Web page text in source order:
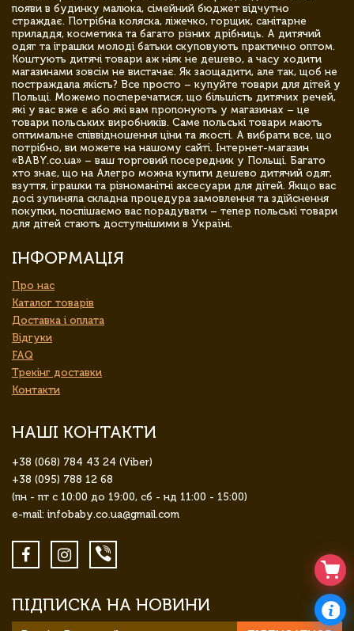
появи в будинку малюка, сімейний бюджет відчутно
страждає. Потрібна коляска, ліжечко, горщик, санітарне
приладдя, косметика та багато різних дрібниць. А дитячий
одяг та іграшки молоді батьки скуповують практично оптом.
Коштують дитячі товари аж ніяк не дешево, а часу ходити
магазинами зовсім не вистачає. Як заощадити, але так, щоб не
постраждала якість? Все просто – купуйте товари для дітей у
Польщі. Можемо посперечатися, що більшість дитячих речей,
які у вас вже є або які вам пропонують у магазинах – це
товари польських виробників. Саме польські товари мають
оптимальне співвідношення ціни та якості. А вибрати все, що
потрібно, ви можете на нашому сайті. Інтернет-магазин
«BABY.co.ua» – ваш торговий посередник у Польщі. Багато
хто знає, що на Алегро можна купити дешево дитячий одяг,
взуття, іграшки та різноманітні аксесуари для дітей. Якщо вас
досі зупиняла складна процедура замовлення та здійснення
покупки, поспішаємо вас порадувати – тепер польські товари
для дітей стають доступнішими в Україні.
ІНФОРМАЦІЯ
Про нас
Каталог товарів
Доставка і оплата
Відгуки
FAQ
Трекінг доставки
Контакти
НАШІ КОНТАКТИ
+38 (068) 784 43 24 (Viber)
+38 (095) 788 12 68
(пн - пт с 10:00 до 19:00, сб - нд 11:00 - 15:00)
e-mail: infobaby.co.ua@gmail.com
ПІДПИСКА НА НОВИНИ